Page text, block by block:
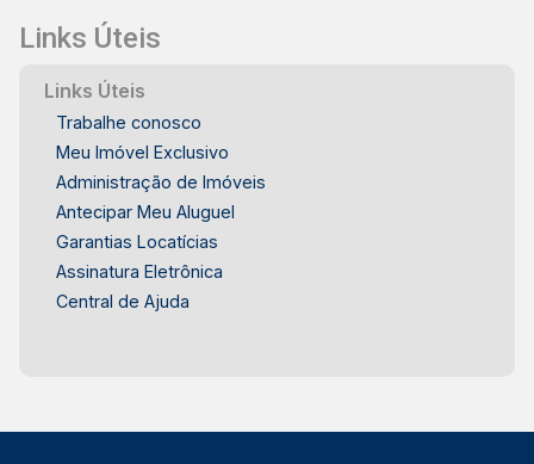
Links Úteis
Links Úteis
Trabalhe conosco
Meu Imóvel Exclusivo
Administração de Imóveis
Antecipar Meu Aluguel
Garantias Locatícias
Assinatura Eletrônica
Central de Ajuda